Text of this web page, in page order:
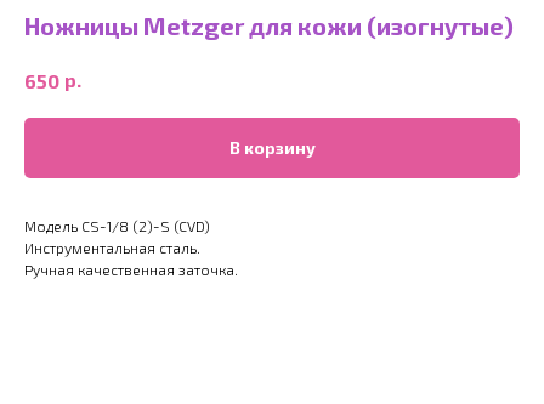
Ножницы Metzger для кожи (изогнутые)
650 р.
В корзину
Модель CS-1/8 (2)-S (CVD)
Инструментальная сталь.
Ручная качественная заточка.